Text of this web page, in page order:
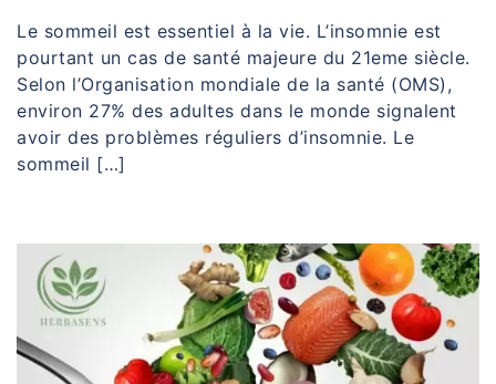
Le sommeil est essentiel à la vie. L’insomnie est
pourtant un cas de santé majeure du 21eme siècle.
Selon l’Organisation mondiale de la santé (OMS),
environ 27% des adultes dans le monde signalent
avoir des problèmes réguliers d’insomnie. Le
sommeil […]